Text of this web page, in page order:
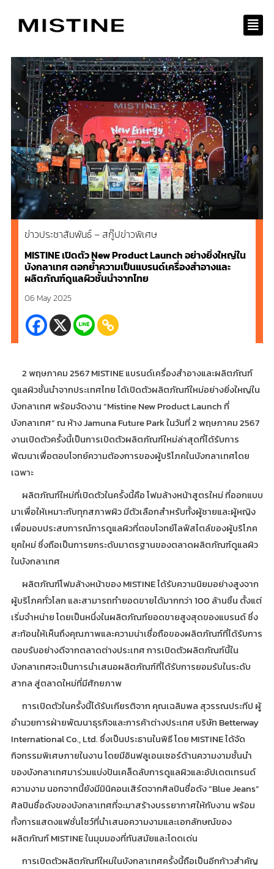
ข่าวประชาสัมพันธ์ – สกู๊ปข่าวพิเศษ
MISTINE เปิดตัว New Product Launch อย่างยิ่งใหญ่ใน
บังกลาเทศ ตอกย้ำความเป็นแบรนด์เครื่องสำอางและ
ผลิตภัณฑ์ดูแลผิวชั้นนำจากไทย
06 May 2025
2 พฤษภาคม 2567 MISTINE แบรนด์เครื่องสำอางและผลิตภัณฑ์
ดูแลผิวชั้นนำจากประเทศไทย ได้เปิดตัวผลิตภัณฑ์ใหม่อย่างยิ่งใหญ่ใน
บังกลาเทศ พร้อมจัดงาน “Mistine New Product Launch ที่
บังกลาเทศ” ณ ห้าง Jamuna Future Park ในวันที่ 2 พฤษภาคม 2567
งานเปิดตัวครั้งนี้เป็นการเปิดตัวผลิตภัณฑ์ใหม่ล่าสุดที่ได้รับการ
พัฒนาเพื่อตอบโจทย์ความต้องการของผู้บริโภคในบังกลาเทศโดย
เฉพาะ
ผลิตภัณฑ์ใหม่ที่เปิดตัวในครั้งนี้คือ โฟมล้างหน้าสูตรใหม่ ที่ออกแบบ
มาเพื่อให้เหมาะกับทุกสภาพผิว มีตัวเลือกสำหรับทั้งผู้ชายและผู้หญิง
เพื่อมอบประสบการณ์การดูแลผิวที่ตอบโจทย์ไลฟ์สไตล์ของผู้บริโภค
ยุคใหม่ ซึ่งถือเป็นการยกระดับมาตรฐานของตลาดผลิตภัณฑ์ดูแลผิว
ในบังกลาเทศ
ผลิตภัณฑ์โฟมล้างหน้าของ MISTINE ได้รับความนิยมอย่างสูงจาก
ผู้บริโภคทั่วโลก และสามารถทำยอดขายได้มากกว่า 100 ล้านชิ้น ตั้งแต่
เริ่มจำหน่าย โดยเป็นหนึ่งในผลิตภัณฑ์ยอดขายสูงสุดของแบรนด์ ซึ่ง
สะท้อนให้เห็นถึงคุณภาพและความน่าเชื่อถือของผลิตภัณฑ์ที่ได้รับการ
ตอบรับอย่างดีจากตลาดต่างประเทศ การเปิดตัวผลิตภัณฑ์นี้ใน
บังกลาเทศจะเป็นการนำเสนอผลิตภัณฑ์ที่ได้รับการยอมรับในระดับ
สากล สู่ตลาดใหม่ที่มีศักยภาพ
การเปิดตัวในครั้งนี้ได้รับเกียรติจาก คุณเฉลิมพล สุวรรณประทีป ผู้
อำนวยการฝ่ายพัฒนาธุรกิจและการค้าต่างประเทศ บริษัท Betterway
International Co., Ltd. ซึ่งเป็นประธานในพิธี โดย MISTINE ได้จัด
กิจกรรมพิเศษภายในงาน โดยมีอินฟลูเอนเซอร์ด้านความงามชั้นนำ
ของบังกลาเทศมาร่วมแบ่งปันเคล็ดลับการดูแลผิวและอัปเดตเทรนด์
ความงาม นอกจากนี้ยังมีมินิคอนเสิร์ตจากศิลปินชื่อดัง “Blue Jeans”
ศิลปินชื่อดังของบังกลาเทศที่จะมาสร้างบรรยากาศให้กับงาน พร้อม
ทั้งการแสดงแฟชั่นโชว์ที่นำเสนอความงามและเอกลักษณ์ของ
ผลิตภัณฑ์ MISTINE ในมุมมองที่ทันสมัยและโดดเด่น
การเปิดตัวผลิตภัณฑ์ใหม่ในบังกลาเทศครั้งนี้ถือเป็นอีกก้าวสำคัญ